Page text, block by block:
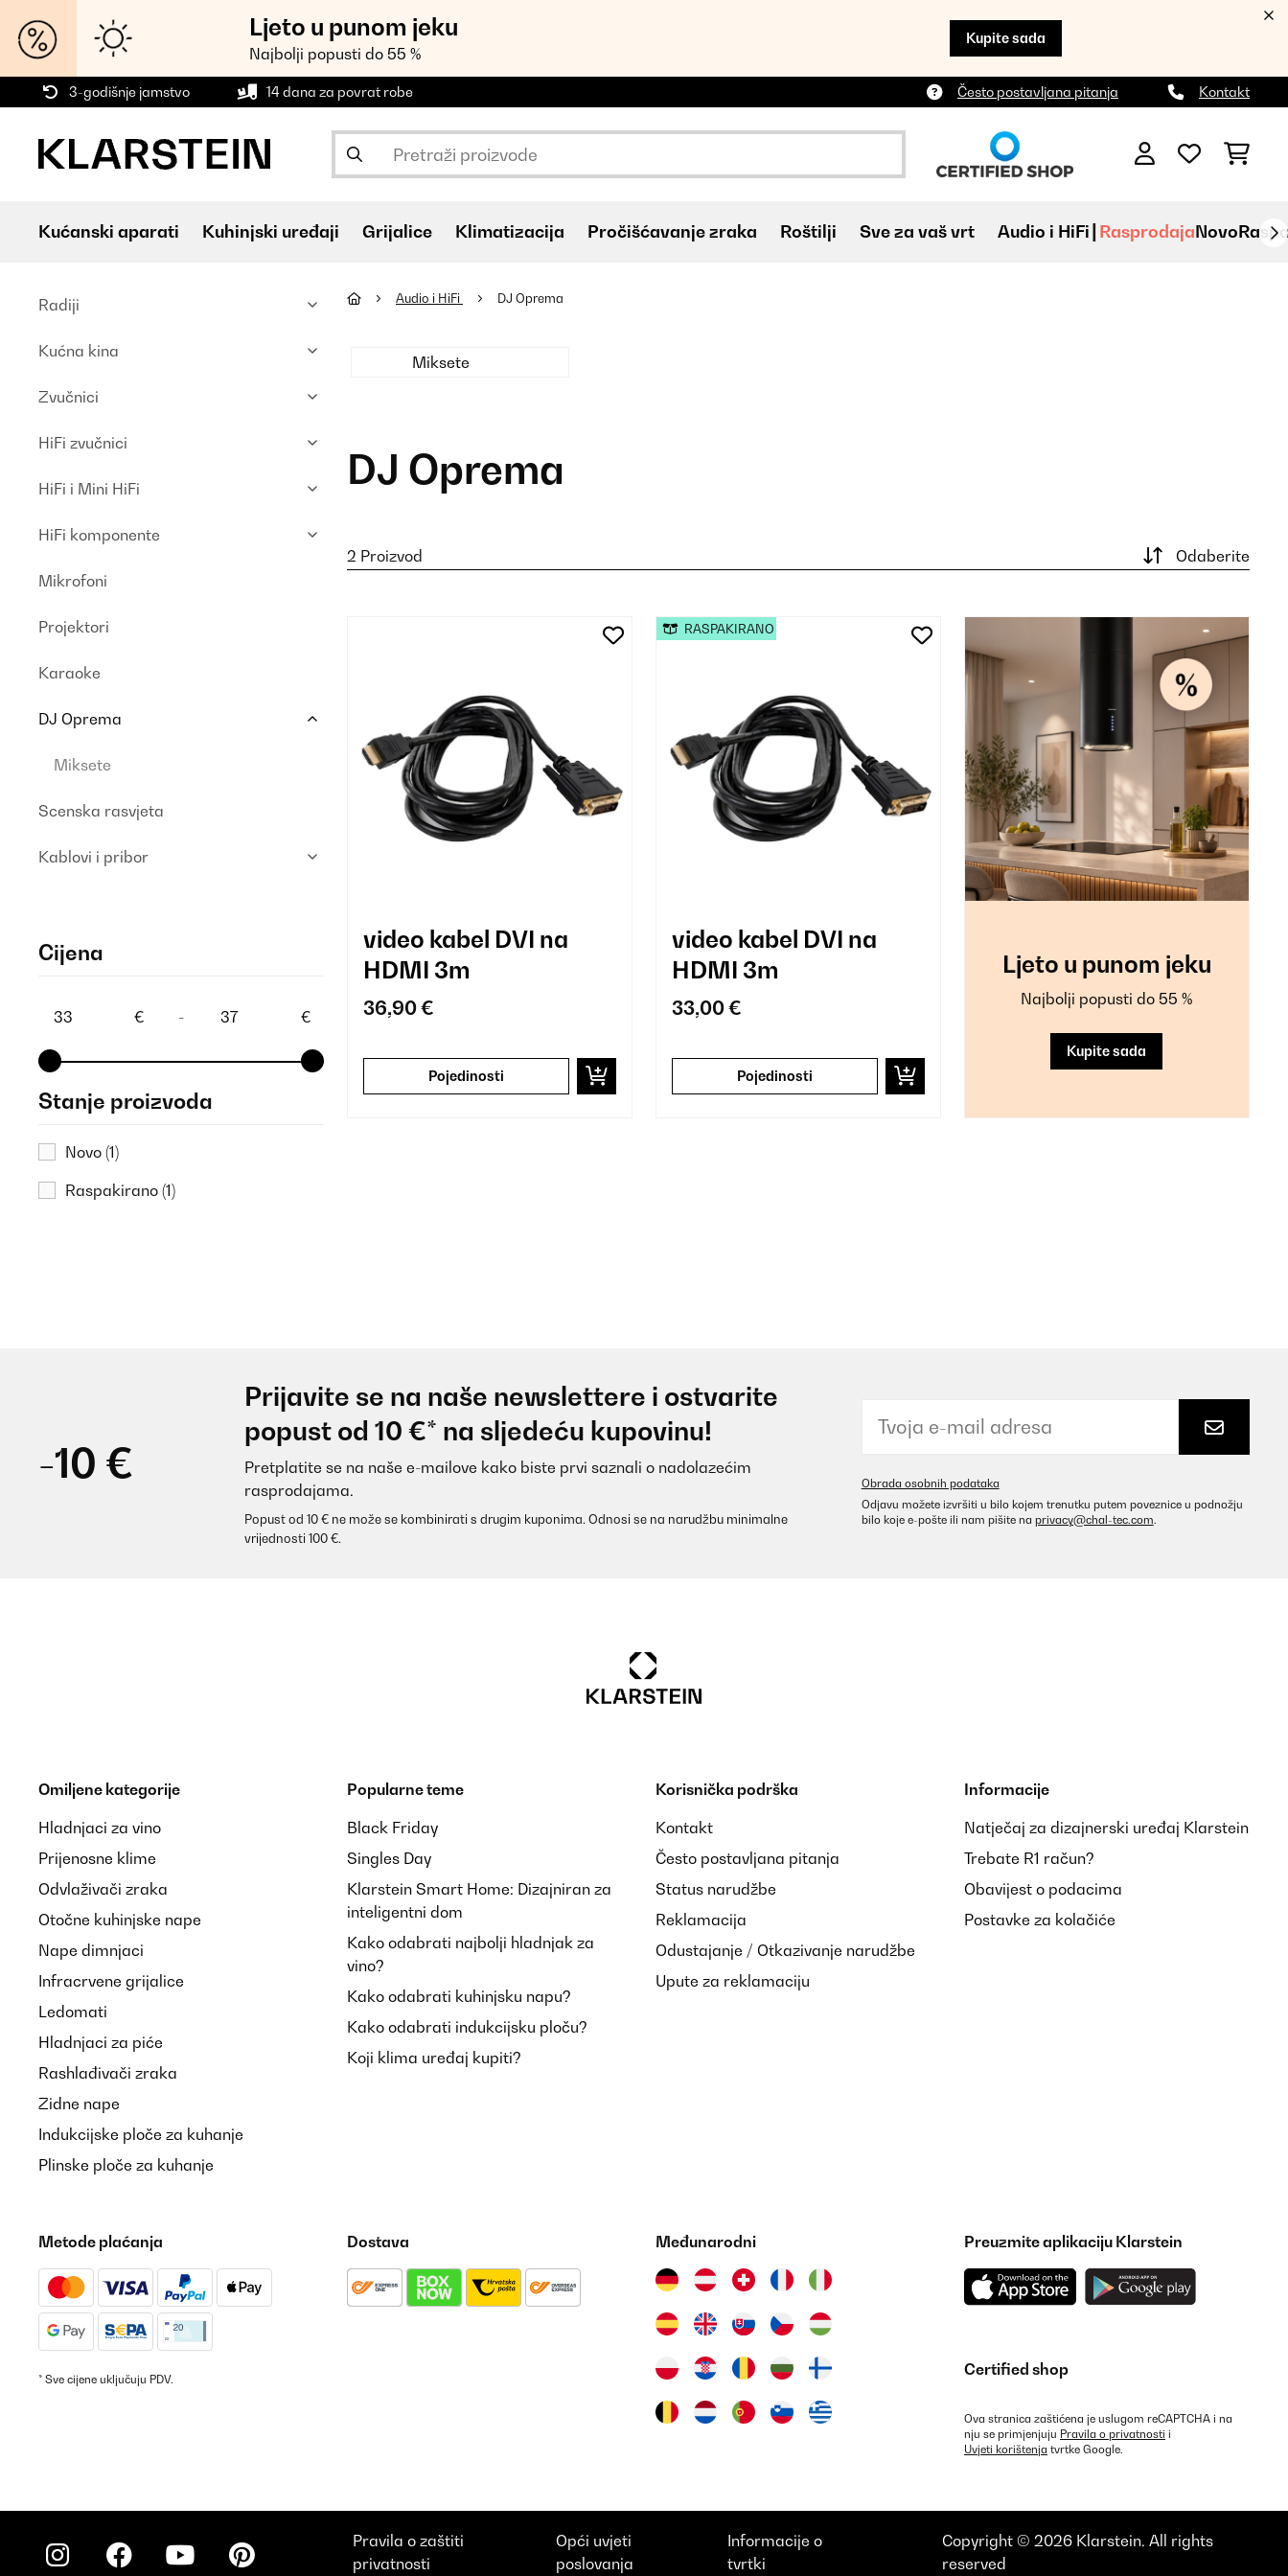
Ljeto u punom jeku
Najbolji popusti do 55 %
Kupite sada
3-godišnje jamstvo 14 dana za povrat robe Često postavljana pitanja Kontakt
Kućanski aparati Kuhinjski uređaji Grijalice Klimatizacija Pročišćavanje zraka Roštilji Sve za vaš vrt Audio i HiFi RasprodajaNovo
Radiji
Kućna kina
Zvučnici
HiFi zvučnici
HiFi i Mini HiFi
HiFi komponente
Mikrofoni
Projektori
Karaoke
DJ Oprema
Miksete
Scenska rasvjeta
Kablovi i pribor
Cijena
€ - €
Stanje proizvoda
Novo (1)
Raspakirano (1)
Audio i HiFi DJ Oprema
Miksete
DJ Oprema
2 Proizvod Odaberite
video kabel DVI na
HDMI 3m
36,90 €
Pojedinosti
video kabel DVI na
HDMI 3m
33,00 €
Pojedinosti
RASPAKIRANO
Ljeto u punom jeku
Najbolji popusti do 55 %
Kupite sada
-10 €
Prijavite se na naše newslettere i ostvarite
popust od 10 €* na sljedeću kupovinu!
Pretplatite se na naše e-mailove kako biste prvi saznali o nadolazećim
rasprodajama.
Popust od 10 € ne može se kombinirati s drugim kuponima. Odnosi se na narudžbu minimalne
vrijednosti 100 €.
Obrada osobnih podataka
Odjavu možete izvršiti u bilo kojem trenutku putem poveznice u podnožju
bilo koje e-pošte ili nam pišite na privacy@chal-tec.com.
Omiljene kategorije
Hladnjaci za vino
Prijenosne klime
Odvlaživači zraka
Otočne kuhinjske nape
Nape dimnjaci
Infracrvene grijalice
Ledomati
Hladnjaci za piće
Rashlađivači zraka
Zidne nape
Indukcijske ploče za kuhanje
Plinske ploče za kuhanje
Popularne teme
Black Friday
Singles Day
Klarstein Smart Home: Dizajniran za
inteligentni dom
Kako odabrati najbolji hladnjak za
vino?
Kako odabrati kuhinjsku napu?
Kako odabrati indukcijsku ploču?
Koji klima uređaj kupiti?
Korisnička podrška
Kontakt
Često postavljana pitanja
Status narudžbe
Reklamacija
Odustajanje / Otkazivanje narudžbe
Upute za reklamaciju
Informacije
Natječaj za dizajnerski uređaj Klarstein
Trebate R1 račun?
Obavijest o podacima
Postavke za kolačiće
Metode plaćanja
* Sve cijene uključuju PDV.
Dostava Međunarodni Preuzmite aplikaciju Klarstein
Certified shop
Ova stranica zaštićena je uslugom reCAPTCHA i na
nju se primjenjuju Pravila o privatnosti i
Uvjeti korištenja tvrtke Google.
Pravila o zaštiti
privatnosti
Opći uvjeti
poslovanja
Informacije o
tvrtki
Copyright © 2026 Klarstein. All rights
reserved